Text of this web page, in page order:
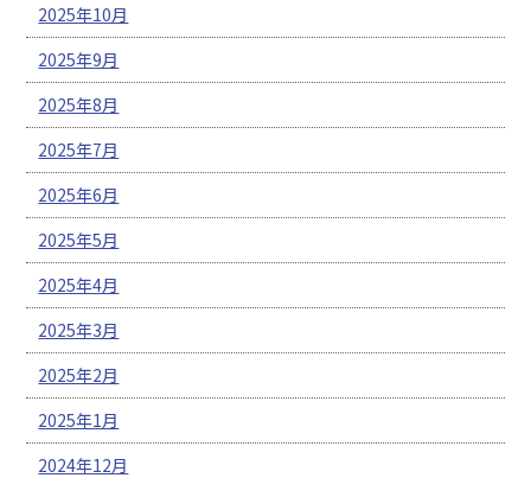
2025年10月
2025年9月
2025年8月
2025年7月
2025年6月
2025年5月
2025年4月
2025年3月
2025年2月
2025年1月
2024年12月